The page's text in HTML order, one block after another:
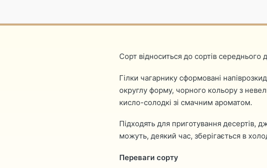
Сорт відноситься до сортів середнього
Гілки чагарнику сформовані
округлу форму, чорного кольору з
кисло-солодкі зі смачним ароматом.
Підходять для приготування десертів,
можуть, деякий час, зберігається в
Переваги сорту